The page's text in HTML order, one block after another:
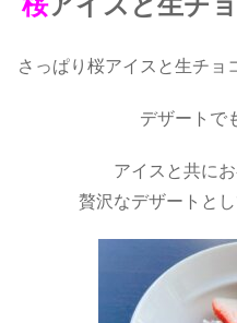
桜アイスと生チ
さっぱり桜アイスと生チョ
デザートで
アイスと共に
贅沢なデザートと